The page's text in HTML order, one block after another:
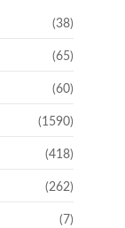
(38)
(65)
(60)
(1590)
(418)
(262)
(7)